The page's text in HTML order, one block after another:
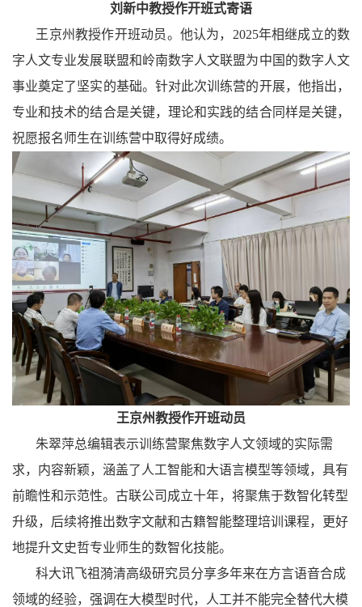
刘新中教授作开班式寄语
王京州教授作开班动员。他认为， 2025年相继成立的数
字人文专业发展联盟和岭南数字人文联盟为中国的数字人文
事业奠定了坚实的基础。针对此次训练营的开展，他指出，
专业和技术的结合是关键，理论和实践的结合同样是关键，
祝愿报名师生在训练营中取得好成绩。
王京州教授作开班动员
朱翠萍总编辑表示训练营聚焦数字人文领域的实际需
求，内容新颖，涵盖了人工智能和大语言模型等领域，具有
前瞻性和示范性。 古联公司成立十年，将聚焦于数智化转型
升级，后续将推出数字文献和古籍智能整理培训课程，
更好
地提升文史哲专业师生的数智化技能。
科大讯飞祖漪清高级研究员分享多年来在方言语音合成
领域的经验，强调在大模型时代，人工并不能完全替代大模